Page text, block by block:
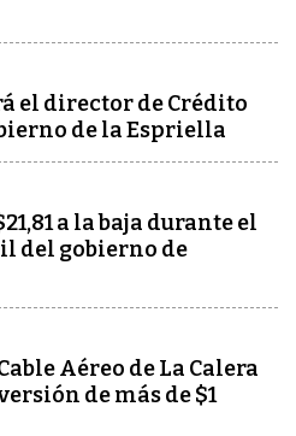
el director de Crédito
de la Espriella
a la baja durante el
del gobierno de
Aéreo de La Calera
de más de $1